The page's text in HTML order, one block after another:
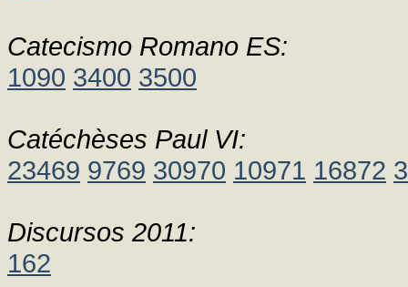
Catecismo Romano ES:
1090 3400 3500
Catéchèses Paul VI:
23469 9769 30970 10971 16872
Discursos 2011:
162